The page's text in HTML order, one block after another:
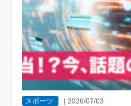
スポーツ |2026/07/03